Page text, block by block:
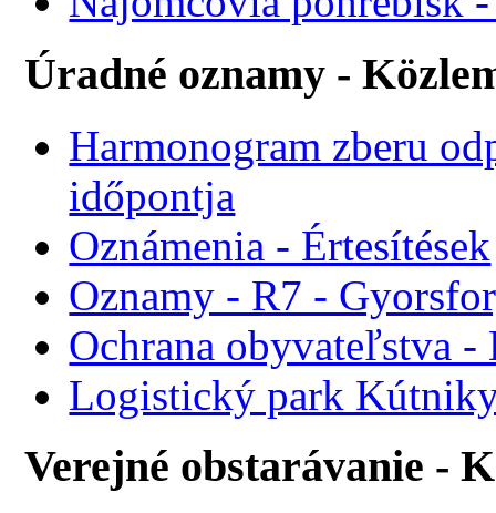
Úradné oznamy -
Harmonogram zberu
időpontja
Oznámenia - Értesítések
Oznamy - R7 -
Ochrana obyvateľstva -
Logistický park
Verejné obstarávanie -